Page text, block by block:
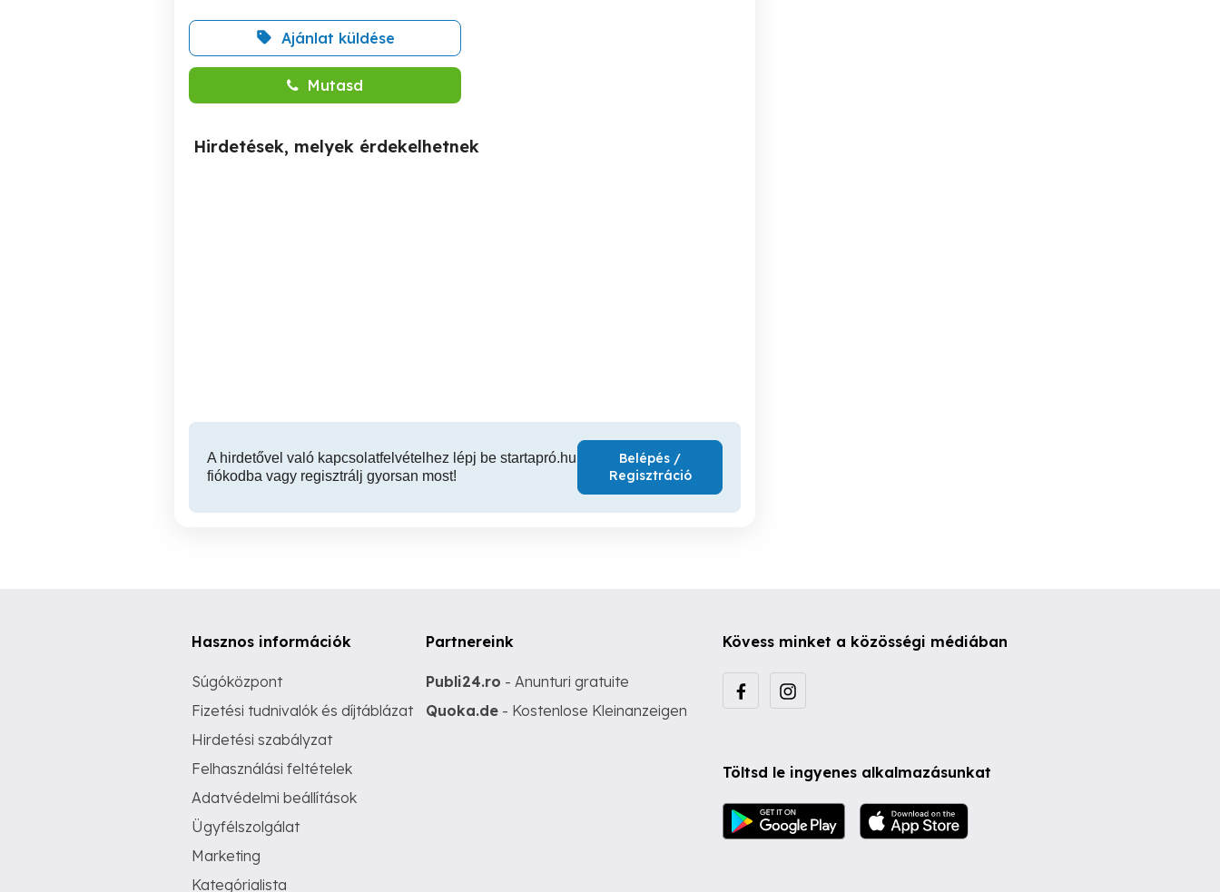
Ajánlat küldése
Mutasd
Hirdetések, melyek érdekelhetnek
A hirdetővel való kapcsolatfelvételhez lépj be startapró.hu
fiókodba vagy regisztrálj gyorsan most!
Belépés /
Regisztráció
Hasznos információk
Súgóközpont
Fizetési tudnivalók és díjtáblázat
Hirdetési szabályzat
Felhasználási feltételek
Adatvédelmi beállítások
Ügyfélszolgálat
Marketing
Kategórialista
Partnereink
Publi24.ro - Anunturi gratuite
Quoka.de - Kostenlose Kleinanzeigen
Kövess minket a közösségi médiában
Töltsd le ingyenes alkalmazásunkat